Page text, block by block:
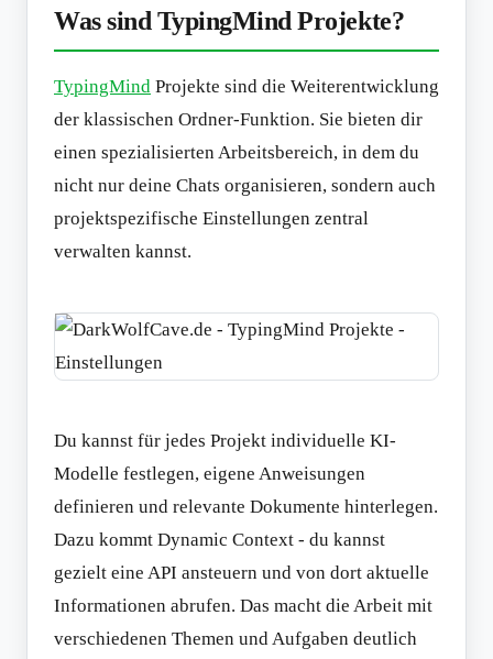
Was sind TypingMind Projekte?
TypingMind Projekte sind die Weiterentwicklung
der klassischen Ordner-Funktion. Sie bieten dir
einen spezialisierten Arbeitsbereich, in dem du
nicht nur deine Chats organisieren, sondern auch
projektspezifische Einstellungen zentral
verwalten kannst.
Du kannst für jedes Projekt individuelle KI-
Modelle festlegen, eigene Anweisungen
definieren und relevante Dokumente hinterlegen.
Dazu kommt Dynamic Context - du kannst
gezielt eine API ansteuern und von dort aktuelle
Informationen abrufen. Das macht die Arbeit mit
verschiedenen Themen und Aufgaben deutlich